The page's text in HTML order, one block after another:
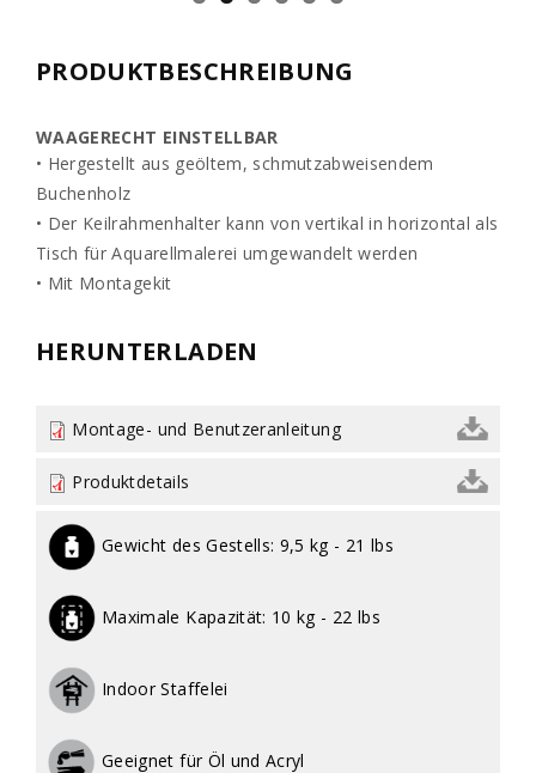
PRODUKTBESCHREIBUNG
WAAGERECHT EINSTELLBAR
• Hergestellt aus geöltem, schmutzabweisendem
Buchenholz
• Der Keilrahmenhalter kann von vertikal in horizontal als
Tisch für Aquarellmalerei umgewandelt werden
• Mit Montagekit
HERUNTERLADEN
Montage- und Benutzeranleitung
Produktdetails
Gewicht des Gestells: 9,5 kg - 21 lbs
Maximale Kapazität: 10 kg - 22 lbs
Indoor Staffelei
Geeignet für Öl und Acryl